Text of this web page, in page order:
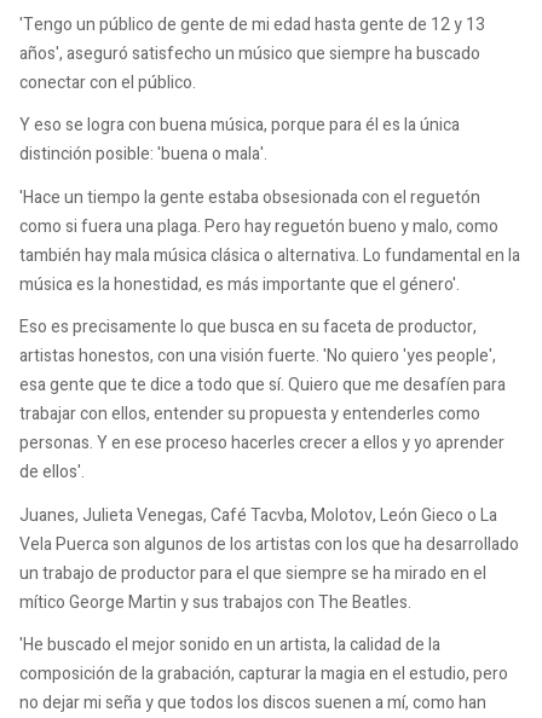
'Tengo un público de gente de mi edad hasta gente de 12 y 13
años', aseguró satisfecho un músico que siempre ha buscado
conectar con el público.
Y eso se logra con buena música, porque para él es la única
distinción posible: 'buena o mala'.
'Hace un tiempo la gente estaba obsesionada con el reguetón
como si fuera una plaga. Pero hay reguetón bueno y malo, como
también hay mala música clásica o alternativa. Lo fundamental en la
música es la honestidad, es más importante que el género'.
Eso es precisamente lo que busca en su faceta de productor,
artistas honestos, con una visión fuerte. 'No quiero 'yes people',
esa gente que te dice a todo que sí. Quiero que me desafíen para
trabajar con ellos, entender su propuesta y entenderles como
personas. Y en ese proceso hacerles crecer a ellos y yo aprender
de ellos'.
Juanes, Julieta Venegas, Café Tacvba, Molotov, León Gieco o La
Vela Puerca son algunos de los artistas con los que ha desarrollado
un trabajo de productor para el que siempre se ha mirado en el
mítico George Martin y sus trabajos con The Beatles.
'He buscado el mejor sonido en un artista, la calidad de la
composición de la grabación, capturar la magia en el estudio, pero
no dejar mi seña y que todos los discos suenen a mí, como han